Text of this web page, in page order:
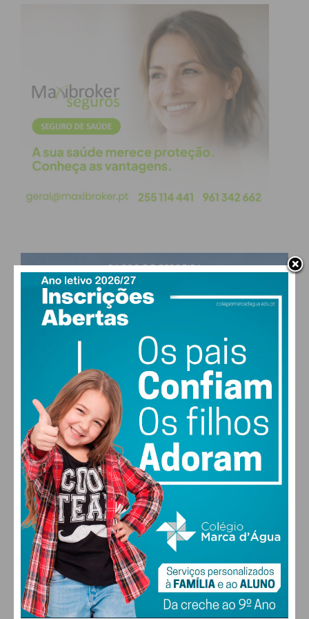
obtenha de forma regular a informação
atualizada.
Eu li e concordo com os
PAÇOS DE FERREIRA
27°
few clouds
MAX 27 • MIN 27
28°
SÁB
27
DOM
28
SEG
30
TER
FARMACIAS DE SERVIÇO EM PAÇOS DE
FERREIRA